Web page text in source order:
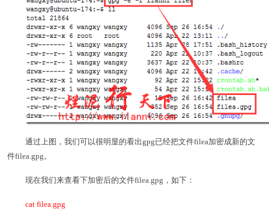
通过上图，我们可以很明显的看出gpg已经把文件filea加密成新的文
件filea.gpg。
现在我们来查看下加密后的文件filea.gpg，如下：
cat filea.gpg